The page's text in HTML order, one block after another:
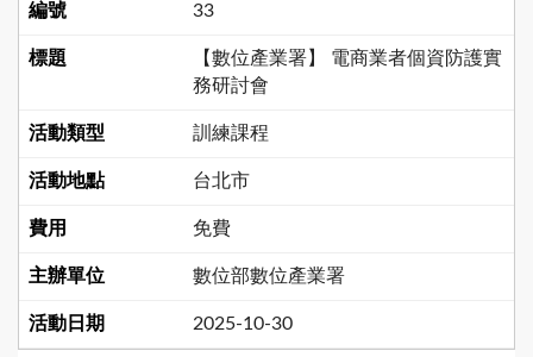
33
【數位產業署】 電商業者個資防護實
務研討會
訓練課程
台北市
免費
數位部數位產業署
2025-10-30